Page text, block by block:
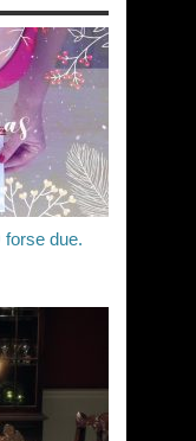
forse due.